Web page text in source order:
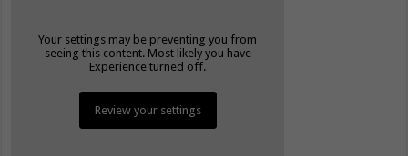
Your settings may be preventing you from
seeing this content. Most likely you have
Experience turned off.
Review your settings